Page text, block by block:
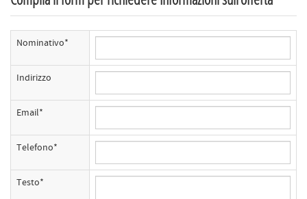
Nominativo*
Indirizzo
Email*
Telefono*
Testo*